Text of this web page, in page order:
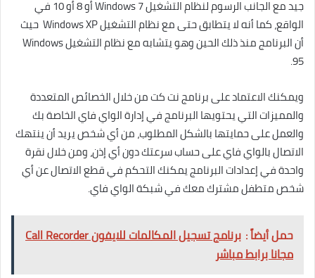
جيد مع الجانب الرسوم لنظام التشغيل Windows 7 أو 8 أو 10 في
الواقع، كما أنه لا يتطابق حتى مع نظام التشغيل Windows XP حيث
أن البرنامج منذ ذلك الحين وهو يتشابه مع نظام التشغيل Windows
95.
ويمكنك الاعتماد على برنامج نت كت من خلال الخصائص المتعددة
والمميزات التي يحتويها البرنامج في إدارة الواي فاي الخاصة بك
والعمل على حمايتها بالشكل المطلوب، من أي شخص يريد أن ينتهك
الاتصال بالواي فاي على حساب سرعتك دون أي إذن، ومن خلال نقرة
واحدة في إعدادات البرنامج يمكنك التحكم في قطع الاتصال عن أي
شخص متطفل مشترك معك في شبكة الواي فاي.
حمل أيضاً :
برنامج تسجيل المكالمات للايفون Call Recorder
مجانا برابط مباشر